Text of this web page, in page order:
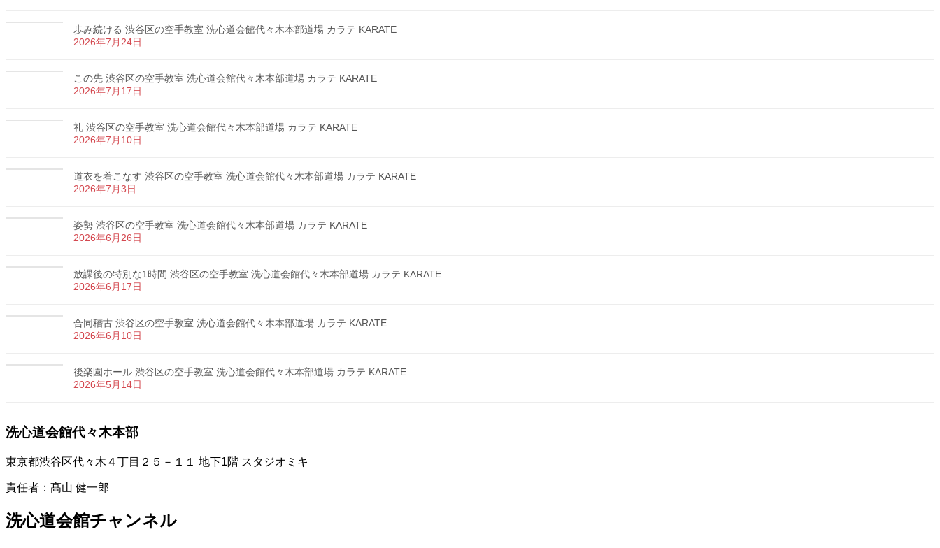
歩み続ける 渋谷区の空手教室 洗心道会館代々木本部道場 カラテ KARATE
2026年7月24日
この先 渋谷区の空手教室 洗心道会館代々木本部道場 カラテ KARATE
2026年7月17日
礼 渋谷区の空手教室 洗心道会館代々木本部道場 カラテ KARATE
2026年7月10日
道衣を着こなす 渋谷区の空手教室 洗心道会館代々木本部道場 カラテ KARATE
2026年7月3日
姿勢 渋谷区の空手教室 洗心道会館代々木本部道場 カラテ KARATE
2026年6月26日
放課後の特別な1時間 渋谷区の空手教室 洗心道会館代々木本部道場 カラテ KARATE
2026年6月17日
合同稽古 渋谷区の空手教室 洗心道会館代々木本部道場 カラテ KARATE
2026年6月10日
後楽園ホール 渋谷区の空手教室 洗心道会館代々木本部道場 カラテ KARATE
2026年5月14日
洗心道会館代々木本部
東京都渋谷区代々木４丁目２５－１１ 地下1階 スタジオミキ
責任者：髙山 健一郎
洗心道会館チャンネル